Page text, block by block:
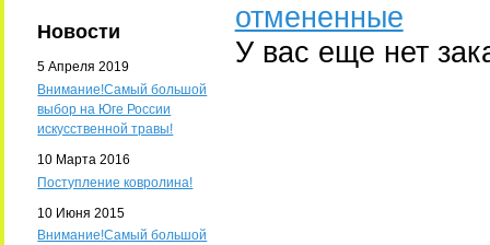
Новости
5 Апреля 2019
Внимание!Самый большой
выбор на Юге России
искусственной травы!
10 Марта 2016
Поступление ковролина!
10 Июня 2015
Внимание!Самый большой
отмененные
У вас еще нет